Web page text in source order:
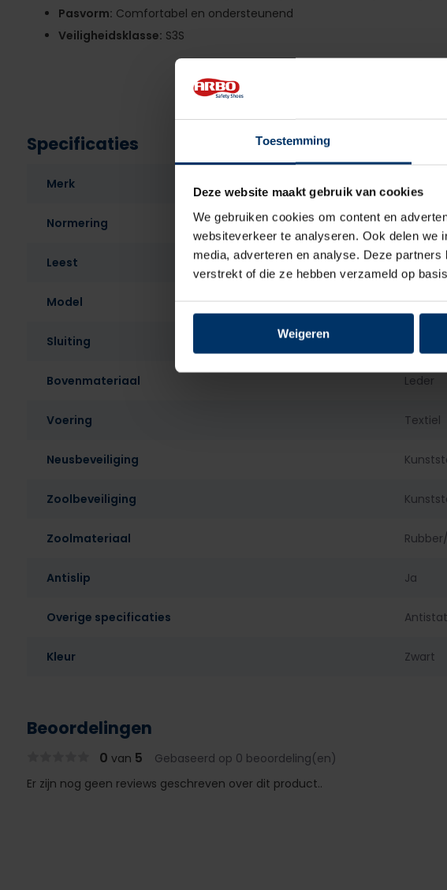
Toestemming
Deze website maakt gebruik van cookies
We gebruiken cookies om content en
websiteverkeer te analyseren. Ook delen we
media, adverteren en analyse. Deze
verstrekt of die ze hebben verzameld op
Weigeren
Pasvorm: Comfortabel en ondersteunend
Veiligheidsklasse: S3S
Specificaties
Merk Puma
Normering S3
Leest Heren
Model Laag
Sluiting
Bovenmateriaal Leder
Voering Textiel
Neusbeveiliging
Zoolbeveiliging
Zoolmateriaal
Antislip Ja
Overige specificaties
Kleur Zwart
Beoordelingen
0 van 5
Gebaseerd op 0 beoordeling(en)
Er zijn nog geen reviews geschreven over dit product..